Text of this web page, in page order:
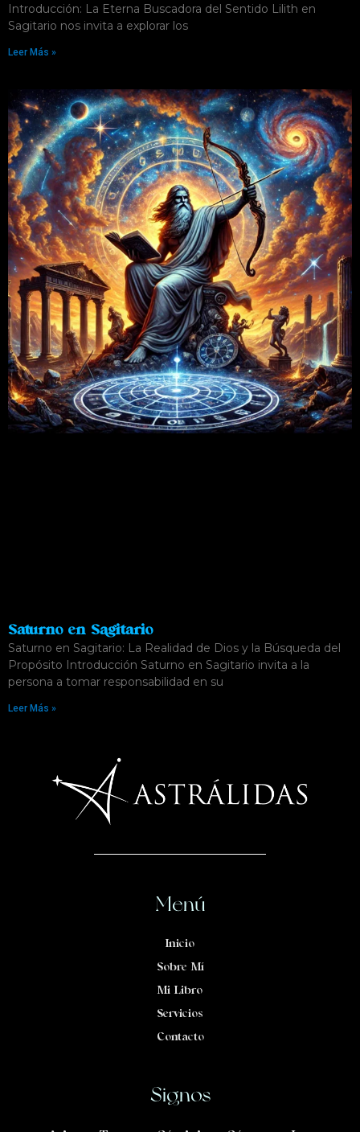
Introducción: La Eterna Buscadora del Sentido Lilith en
Sagitario nos invita a explorar los
Leer Más »
Saturno en Sagitario
Saturno en Sagitario: La Realidad de Dios y la Búsqueda del
Propósito Introducción Saturno en Sagitario invita a la
persona a tomar responsabilidad en su
Leer Más »
Menú
Inicio
Sobre Mí
Mi Libro
Servicios
Contacto
Signos